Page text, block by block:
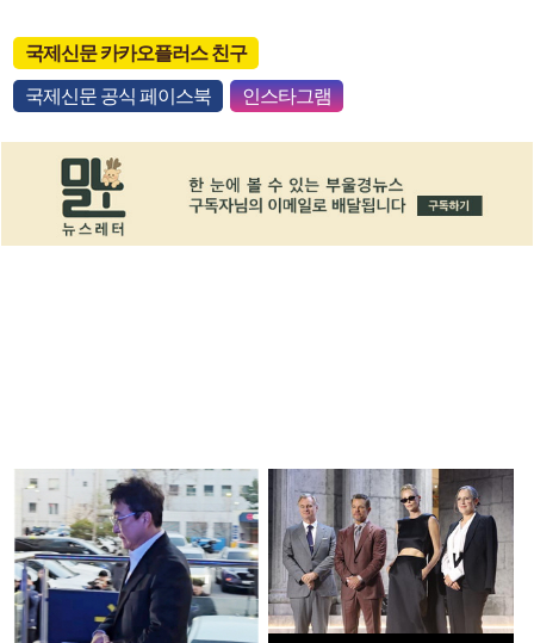
국제신문 카카오플러스 친구
국제신문 공식 페이스북 인스타그램